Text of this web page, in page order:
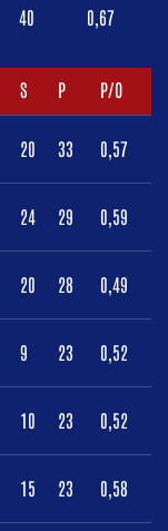
40 0,67
S P P/O
20 33 0,57
24 29 0,59
20 28 0,49
9 23 0,52
10 23 0,52
15 23 0,58